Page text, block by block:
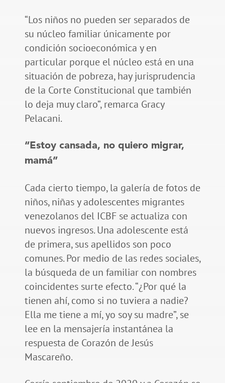
“Los niños no pueden ser separados de
su núcleo familiar únicamente por
condición socioeconómica y en
particular porque el núcleo está en una
situación de pobreza, hay jurisprudencia
de la Corte Constitucional que también
lo deja muy claro”, remarca Gracy
Pelacani.
“Estoy cansada, no quiero migrar,
mamá”
Cada cierto tiempo, la galería de fotos de
niños, niñas y adolescentes migrantes
venezolanos del ICBF se actualiza con
nuevos ingresos. Una adolescente está
de primera, sus apellidos son poco
comunes. Por medio de las redes sociales,
la búsqueda de un familiar con nombres
coincidentes surte efecto. “¿Por qué la
tienen ahí, como si no tuviera a nadie?
Ella me tiene a mí, yo soy su madre”, se
lee en la mensajería instantánea la
respuesta de Corazón de Jesús
Mascareño.